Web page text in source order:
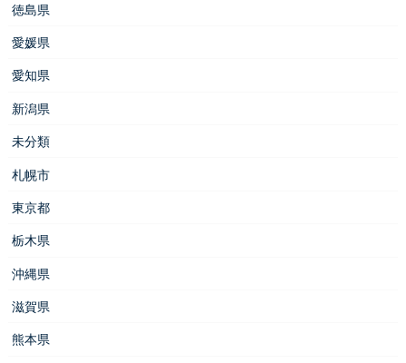
徳島県
愛媛県
愛知県
新潟県
未分類
札幌市
東京都
栃木県
沖縄県
滋賀県
熊本県